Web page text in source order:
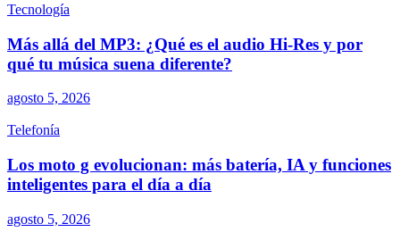
Tecnología
Más allá del MP3: ¿Qué es el audio Hi-Res y por
qué tu música suena diferente?
agosto 5, 2026
Telefonía
Los moto g evolucionan: más batería, IA y funciones
inteligentes para el día a día
agosto 5, 2026